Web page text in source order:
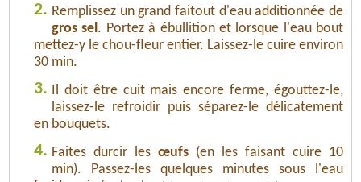
2. Remplissez un grand faitout d'eau additionnée de
gros sel . Portez à ébullition et lorsque l'eau bout
mettez-y le chou-fleur entier. Laissez-le cuire environ
30 min.
3.
Il doit être cuit mais encore ferme, égouttez-le,
laissez-le refroidir puis séparez-le délicatement
en bouquets.
4. Faites durcir les œufs (en les faisant cuire 10
min). Passez-les quelques minutes sous l'eau